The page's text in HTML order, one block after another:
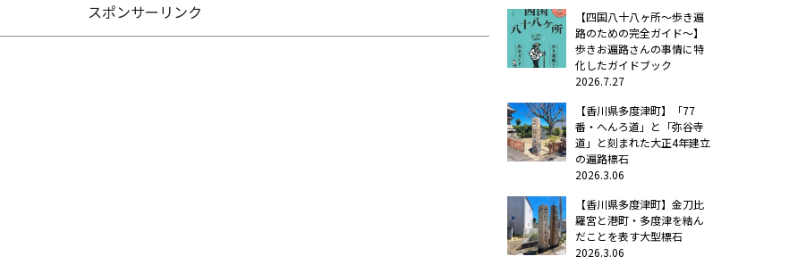
スポンサーリンク
【四国八十八ヶ所～歩き遍
路のための完全ガイド～】
歩きお遍路さんの事情に特
化したガイドブック
2026.7.27
【香川県多度津町】「77
番・へんろ道」と「弥谷寺
道」と刻まれた大正4年建立
の遍路標石
2026.3.06
【香川県多度津町】金刀比
羅宮と港町・多度津を結ん
だことを表す大型標石
2026.3.06